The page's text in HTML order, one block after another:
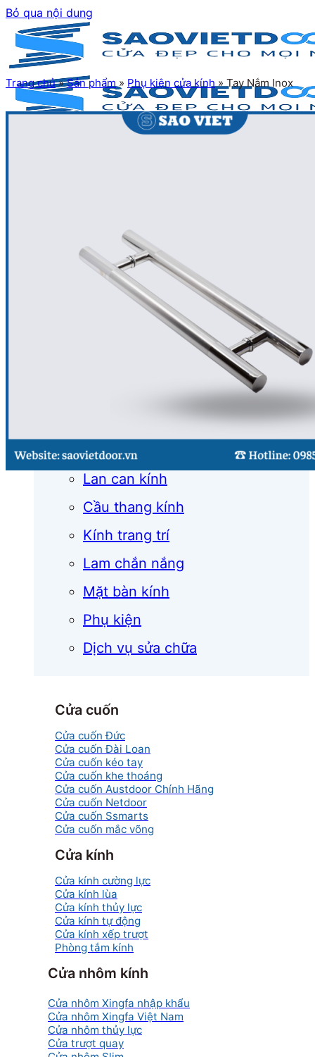
Bỏ qua nội dung
Mái kính
Lan can kính
Cầu thang kính
Kính trang trí
Lam chắn nắng
Mặt bàn kính
Phụ kiện
Dịch vụ sửa chữa
Cửa cuốn
Cửa cuốn Đức
Cửa cuốn Đài Loan
Cửa cuốn kéo tay
Cửa cuốn khe thoáng
Cửa cuốn Austdoor Chính Hãng
Cửa cuốn Netdoor
Cửa cuốn Ssmarts
Cửa cuốn mắc võng
Cửa kính
Cửa kính cường lực
Cửa kính lùa
Cửa kính thủy lực
Cửa kính tự động
Cửa kính xếp trượt
Phòng tắm kính
Cửa nhôm kính
Cửa nhôm Xingfa nhập khẩu
Cửa nhôm Xingfa Việt Nam
Cửa nhôm thủy lực
Cửa trượt quay
Trang chủ»Sản phẩm» Phụ kiện cửa kính»Tay Nắm Inox